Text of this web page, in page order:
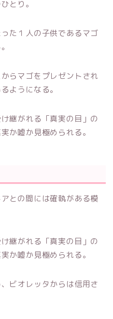
とり。
た１人の子供であるマゴ
らマゴをプレゼントされ
ようになる。
継がれる「真実の目」の
か嘘か見極められる。
との間には確執がある模
継がれる「真実の目」の
か嘘か見極められる。
ビオレッタからは信用さ